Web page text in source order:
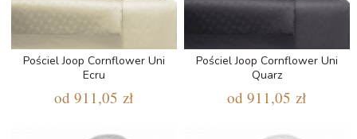
Pościel Joop Cornflower Uni
Ecru
od 911,05 zł
Pościel Joop Cornflower Uni
Quarz
od 911,05 zł